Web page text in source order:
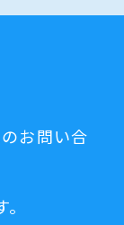
お問い合